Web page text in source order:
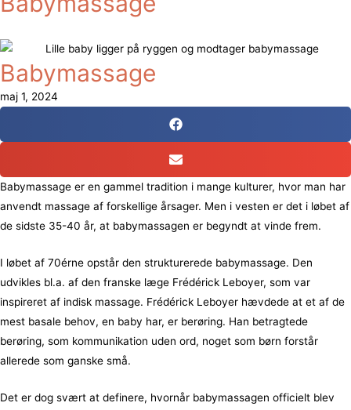
Babymassage
maj 1, 2024
Babymassage er en gammel tradition i mange kulturer, hvor man har
anvendt massage af forskellige årsager. Men i vesten er det i løbet af
de sidste 35-40 år, at babymassagen er begyndt at vinde frem.
I løbet af 70érne opstår den strukturerede babymassage. Den
udvikles bl.a. af den franske læge Frédérick Leboyer, som var
inspireret af indisk massage. Frédérick Leboyer hævdede at et af de
mest basale behov, en baby har, er berøring. Han betragtede
berøring, som kommunikation uden ord, noget som børn forstår
allerede som ganske små.
Det er dog svært at definere, hvornår babymassagen officielt blev